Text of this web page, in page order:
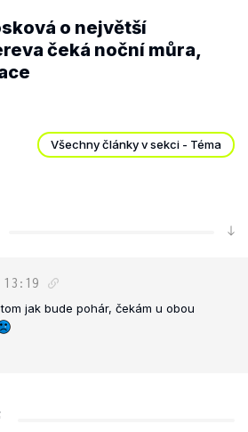
o největší
čeká noční můra,
Všechny články v sekci - Téma
13:19
jak bude pohár, čekám u obou